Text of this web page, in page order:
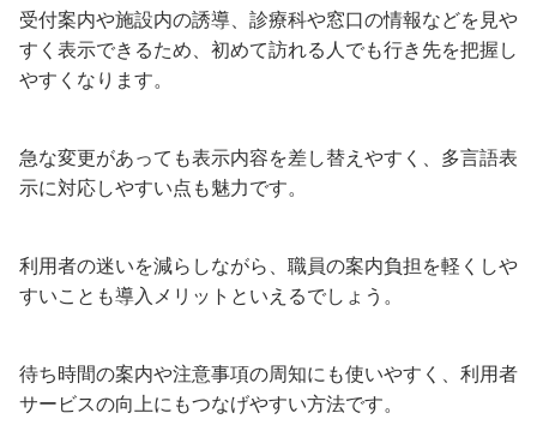
受付案内や施設内の誘導、診療科や窓口の情報などを見や
すく表示できるため、初めて訪れる人でも行き先を把握し
やすくなります。
急な変更があっても表示内容を差し替えやすく、多言語表
示に対応しやすい点も魅力です。
利用者の迷いを減らしながら、職員の案内負担を軽くしや
すいことも導入メリットといえるでしょう。
待ち時間の案内や注意事項の周知にも使いやすく、利用者
サービスの向上にもつなげやすい方法です。